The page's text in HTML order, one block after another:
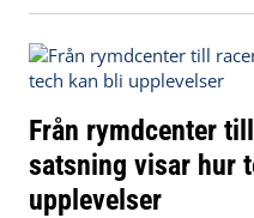
Från rymdcenter
satsning visar hur
upplevelser